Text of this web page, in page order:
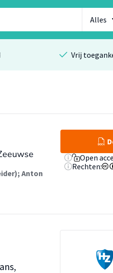
Alles
Vrij
; Anton
Open
Rechten: